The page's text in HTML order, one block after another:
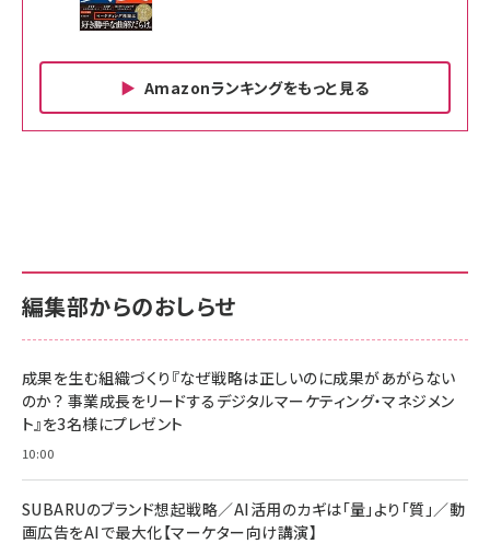
Amazonランキングをもっと見る
￥880
anan(アンアン)2026/06/24号 No.2500増刊
スペシャルエディション[王道エンタメの矜持／
￥1,100
anan(アンアン)2026/07/08号 No.2502[2026
￥880
ママ投資家が育休中に１億貯めた株式投資
サポート正規品 メーカー保証5年 KLMEA128G
NIMASO ガラスフィルム iPhone 17 用 保護フィ
すい ガイド枠付き いPhone17 (6.3インチ) 対応
2枚セット DSP25F1698
￥1,599
￥6,980
サポート正規品 メーカー保証5年 KLMEA128G
Amazon eギフトカード - Amazonロゴ - クラ
￥5,000
Anker PowerLine III Flow USB-C & USB-C
Pro/Air 各種対応 (1.8m ミッドナイトブラック)
￥1,890
編集部からのおしらせ
成果を生む組織づくり『なぜ戦略は正しいのに成果があがらない
のか？ 事業成長をリードするデジタルマーケティング・マネジメン
ト』を3名様にプレゼント
10:00
SUBARUのブランド想起戦略／AI活用のカギは「量」より「質」／動
画広告をAIで最大化【マーケター向け講演】